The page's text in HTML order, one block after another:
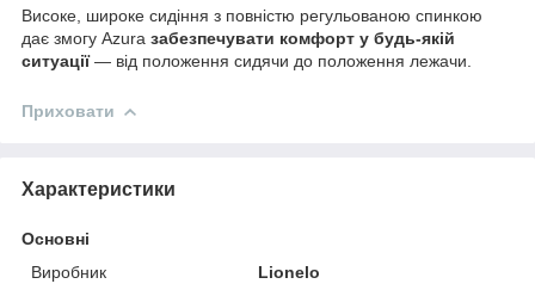
Високе, широке сидіння з повністю регульованою спинкою
дає змогу Azura забезпечувати комфорт у будь-якій
ситуації— від положення сидячи до положення лежачи.
Приховати
Характеристики
Основні
Виробник
Lionelo